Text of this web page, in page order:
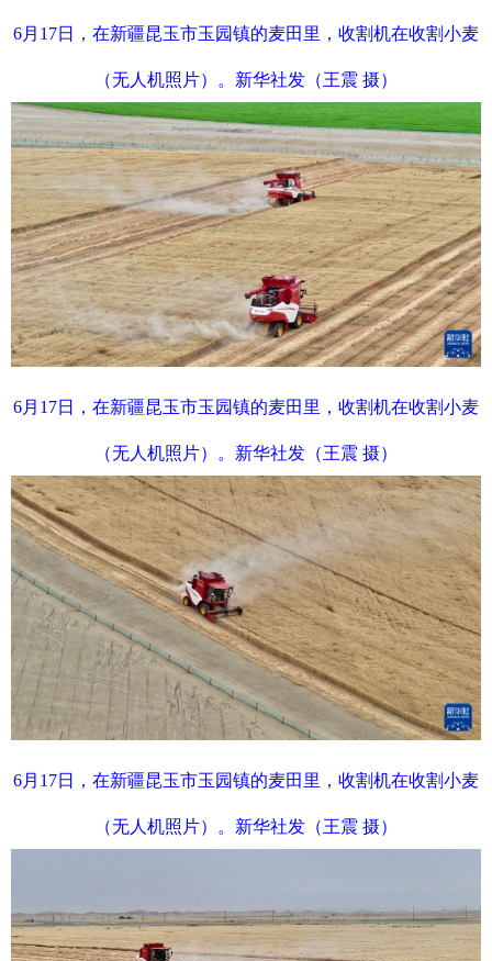
6月17日，在新疆昆玉市玉园镇的麦田里，收割机在收割小麦
（无人机照片）。新华社发（王震 摄）
6月17日，在新疆昆玉市玉园镇的麦田里，收割机在收割小麦
（无人机照片）。新华社发（王震 摄）
6月17日，在新疆昆玉市玉园镇的麦田里，收割机在收割小麦
（无人机照片）。新华社发（王震 摄）